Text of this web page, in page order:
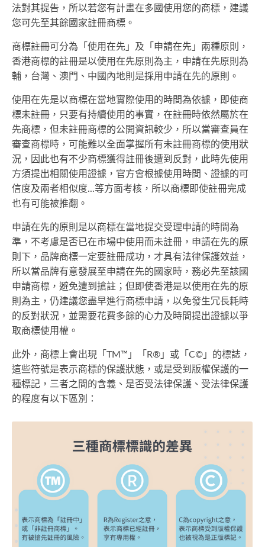
法對其提告，所以若您有計畫在多國使用您的商標，建議
您可先至其餘國家註冊商標。
商標註冊可分為「使用在先」及「申請在先」兩種原則，
香港商標的註冊是以使用在先原則為主，申請在先原則為
輔，台灣、澳門、中國內地則是採用申請在先的原則。
使用在先是以商標在當地實際使用的時間為依據，即使商
標未註冊，只要有持續使用的事實，在註冊時依然屬於在
先商標，但未註冊商標的公開資訊較少，所以當審查員在
審查商標時，可能難以全面掌握所有未註冊商標的使用狀
況，因此也有不少商標獲得註冊後遭到反對，此時先使用
方須提出相關使用證據，官方會根據使用時間、證據的可
信度及兩者相似度...等方面考核，所以商標即使註冊完成
也有可能被推翻。
申請在先的原則是以商標在當地提交受理申請的時間為
準，不考慮是否已在市場中使用而未註冊，申請在先的原
則下，品牌商標一定要註冊成功，才具有法律保護效益，
所以當品牌有意發展至申請在先的國家時，務必先至該國
申請商標，避免遭到搶註；但即使香港是以使用在先的原
則為主，仍建議您盡早進行商標申請，以免發生冗長耗時
的反對狀況，並需要花費多餘的心力及時間提出證據以爭
取商標使用權。
此外，商標上會出現「TM™」「R®」或「C©」的標誌，
這些符號是表示商標的保護狀態，或是受到版權保護的一
種標記，三者之間的含義、是否受法律保護、受法律保護
的程度有以下區別：